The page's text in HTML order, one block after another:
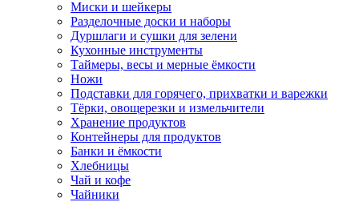
Миски и шейкеры
Разделочные доски и наборы
Дуршлаги и сушки для зелени
Кухонные инструменты
Таймеры, весы и мерные ёмкости
Ножи
Подставки для горячего, прихватки и варежки
Тёрки, овощерезки и измельчители
Хранение продуктов
Контейнеры для продуктов
Банки и ёмкости
Хлебницы
Чай и кофе
Чайники